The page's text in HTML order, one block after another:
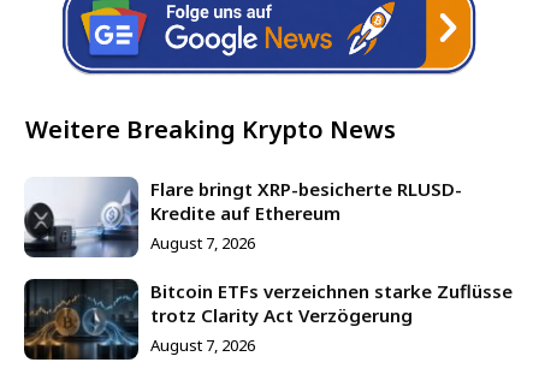
Weitere Breaking Krypto News
Flare bringt XRP-besicherte RLUSD-
Kredite auf Ethereum
August 7, 2026
Bitcoin ETFs verzeichnen starke Zuflüsse
trotz Clarity Act Verzögerung
August 7, 2026